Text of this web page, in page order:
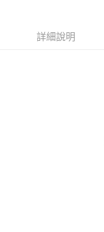
２．關於個人資料處理事
５．嚴禁一人註冊多個帳
恩沛科技股份有限公司將
每筆NT$65，滿
每筆NT$80，滿
詳細說明